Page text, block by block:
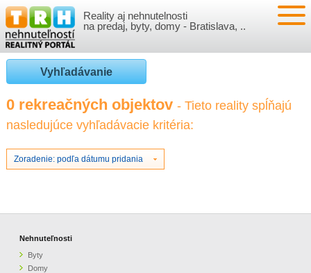
Reality aj nehnutelnosti
na predaj, byty, domy - Bratislava, ..
NEHNUTEĽNOSTI
BYTY
NOVOSTAVBY
NEBYTOVÉ PRIESTORY
GARÁŽE
VLOŽIŤ NEHNUTEĽNOSTI
PRIHLÁSENIE
REGISTRÁCIA
VÝVOJ CIEN REALÍT
ČLÁNKY O REALITÁCH
Vyhľadávanie
0 rekreačných objektov - Tieto reality spĺňajú
nasledujúce vyhľadávacie kritéria:
Zoradenie: podľa dátumu pridania
Nehnuteľnosti
Byty
Domy